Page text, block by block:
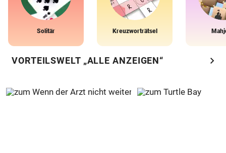
Solitär Kreuzworträtsel
VORTEILSWELT „ALLE ANZEIGEN“ chevron_right